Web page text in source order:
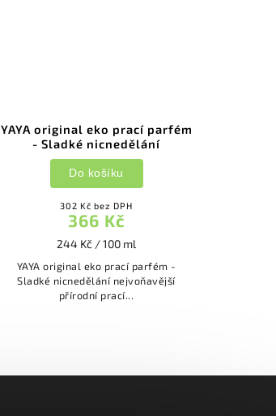
YAYA original eko prací parfém
- Sladké nicnedělání
302 Kč bez DPH
366 Kč
244 Kč / 100 ml
Do košíku
YAYA original eko prací parfém -
Sladké nicnedělání nejvoňavější
přírodní prací...